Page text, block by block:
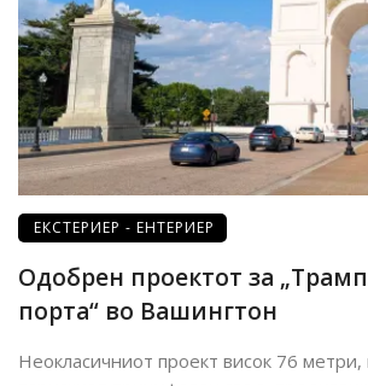
ЕКСТЕРИЕР - ЕНТЕРИЕР
Одобрен проектот за
порта“ во Вашингтон
Неокласичниот проект висок 76